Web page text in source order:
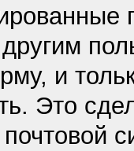
и
Это
почтовой